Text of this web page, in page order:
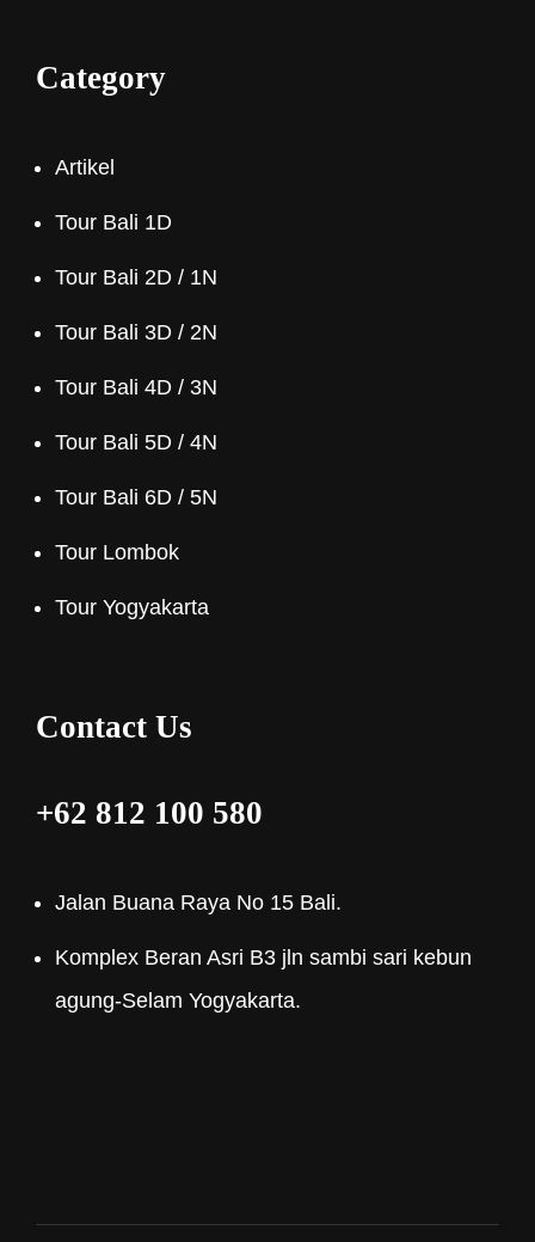
Category
Artikel
Tour Bali 1D
Tour Bali 2D / 1N
Tour Bali 3D / 2N
Tour Bali 4D / 3N
Tour Bali 5D / 4N
Tour Bali 6D / 5N
Tour Lombok
Tour Yogyakarta
Contact Us
+62 812 100 580
Jalan Buana Raya No 15 Bali.
Komplex Beran Asri B3 jln sambi sari kebun
agung-Selam Yogyakarta.